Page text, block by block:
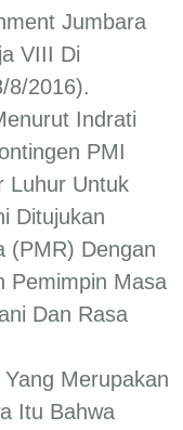
Jumbara
VIII Di
8/2016).
Indrati
PMI
Luhur Untuk
Ditujukan
(PMR) Dengan
Pemimpin Masa
Dan Rasa
Merupakan
Itu Bahwa